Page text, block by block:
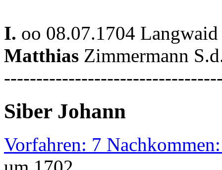
I. oo 08.07.1704
Matthias Zimmermann
Siber Johann
Vorfahren: 7